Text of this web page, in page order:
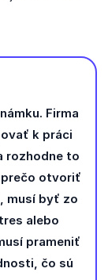
Firma
k práci
rozhodne to
prečo otvoriť
musí byť zo
alebo
prameniť
čo sú